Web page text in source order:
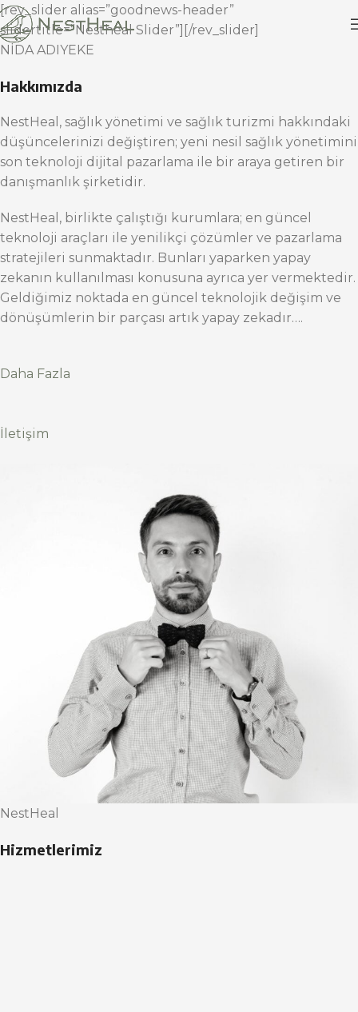
[rev_slider alias=”goodnews-header”
slidertitle=”Nestheal Slider”][/rev_slider]
NİDA ADIYEKE
Hakkımızda
NestHeal, sağlık yönetimi ve sağlık turizmi hakkındaki
düşüncelerinizi değiştiren; yeni nesil sağlık yönetimini
son teknoloji dijital pazarlama ile bir araya getiren bir
danışmanlık şirketidir.
NestHeal, birlikte çalıştığı kurumlara; en güncel
teknoloji araçları ile yenilikçi çözümler ve pazarlama
stratejileri sunmaktadır. Bunları yaparken yapay
zekanın kullanılması konusuna ayrıca yer vermektedir.
Geldiğimiz noktada en güncel teknolojik değişim ve
dönüşümlerin bir parçası artık yapay zekadır….
Daha Fazla
İletişim
NestHeal
Hizmetlerimiz